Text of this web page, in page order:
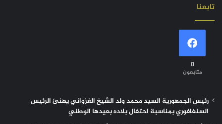
تابعنا
0
متابعون
رئيس الجمهورية السيد محمد ولد الشيخ الغزواني يهنئ الرئيس
السنغافوري بمناسبة احتفال بلاده بعيدها الوطني